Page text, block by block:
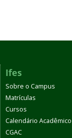
Ifes
Sobre o Campus
Matrículas
Cursos
Calendário Acadêmico
CGAC